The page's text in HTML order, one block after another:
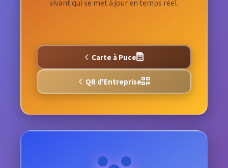
vivant qui se met à jour en temps réel.
Carte à Puce
QR d'Entreprise